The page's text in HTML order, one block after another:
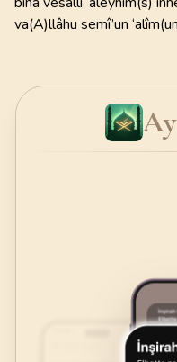
va(A)llâhu semî’un